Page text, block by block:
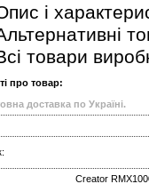
і
товари
про товар:
доставка по Україні.
Creator